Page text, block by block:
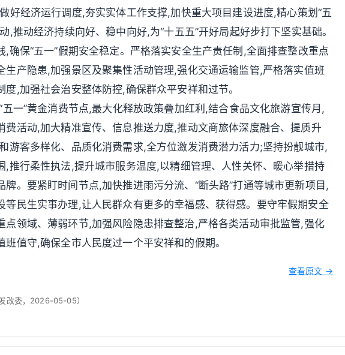
好经济运行调度,夯实实体工作支撑,加快重大项目建设进度,精心策划“五
,推动经济持续向好、稳中向好,为“十五五”开好局起好步打下坚实基础。
,确保“五一”假期安全稳定。严格落实安全生产责任制,全面排查整改重点
生产隐患,加强景区及聚集性活动管理,强化交通运输监管,严格落实值班
度,加强社会治安整体防控,确保群众平安祥和过节。
五一”黄金消费节点,最大化释放政策叠加红利,结合食品文化旅游宣传月,
费活动,加大精准宣传、信息推送力度,推动文商旅体深度融合、提质升
游客多样化、品质化消费需求,全方位激发消费潜力活力;坚持扮靓城市,
,推行柔性执法,提升城市服务温度,以精细管理、人性关怀、暖心举措持
牌。要紧盯时间节点,加快推进雨污分流、“断头路”打通等城市更新项目,
等民生实事办理,让人民群众有更多的幸福感、获得感。要守牢假期安全
点领域、薄弱环节,加强风险隐患排查整治,严格各类活动审批监管,强化
班值守,确保全市人民度过一个平安祥和的假期。
查看原文 →
改委，2026-05-05）